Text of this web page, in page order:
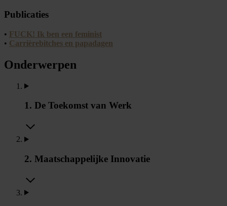
Publicaties
• FUCK! Ik ben een feminist
• Carrièrebitches en papadagen
Onderwerpen
1. De Toekomst van Werk
2. Maatschappelijke Innovatie